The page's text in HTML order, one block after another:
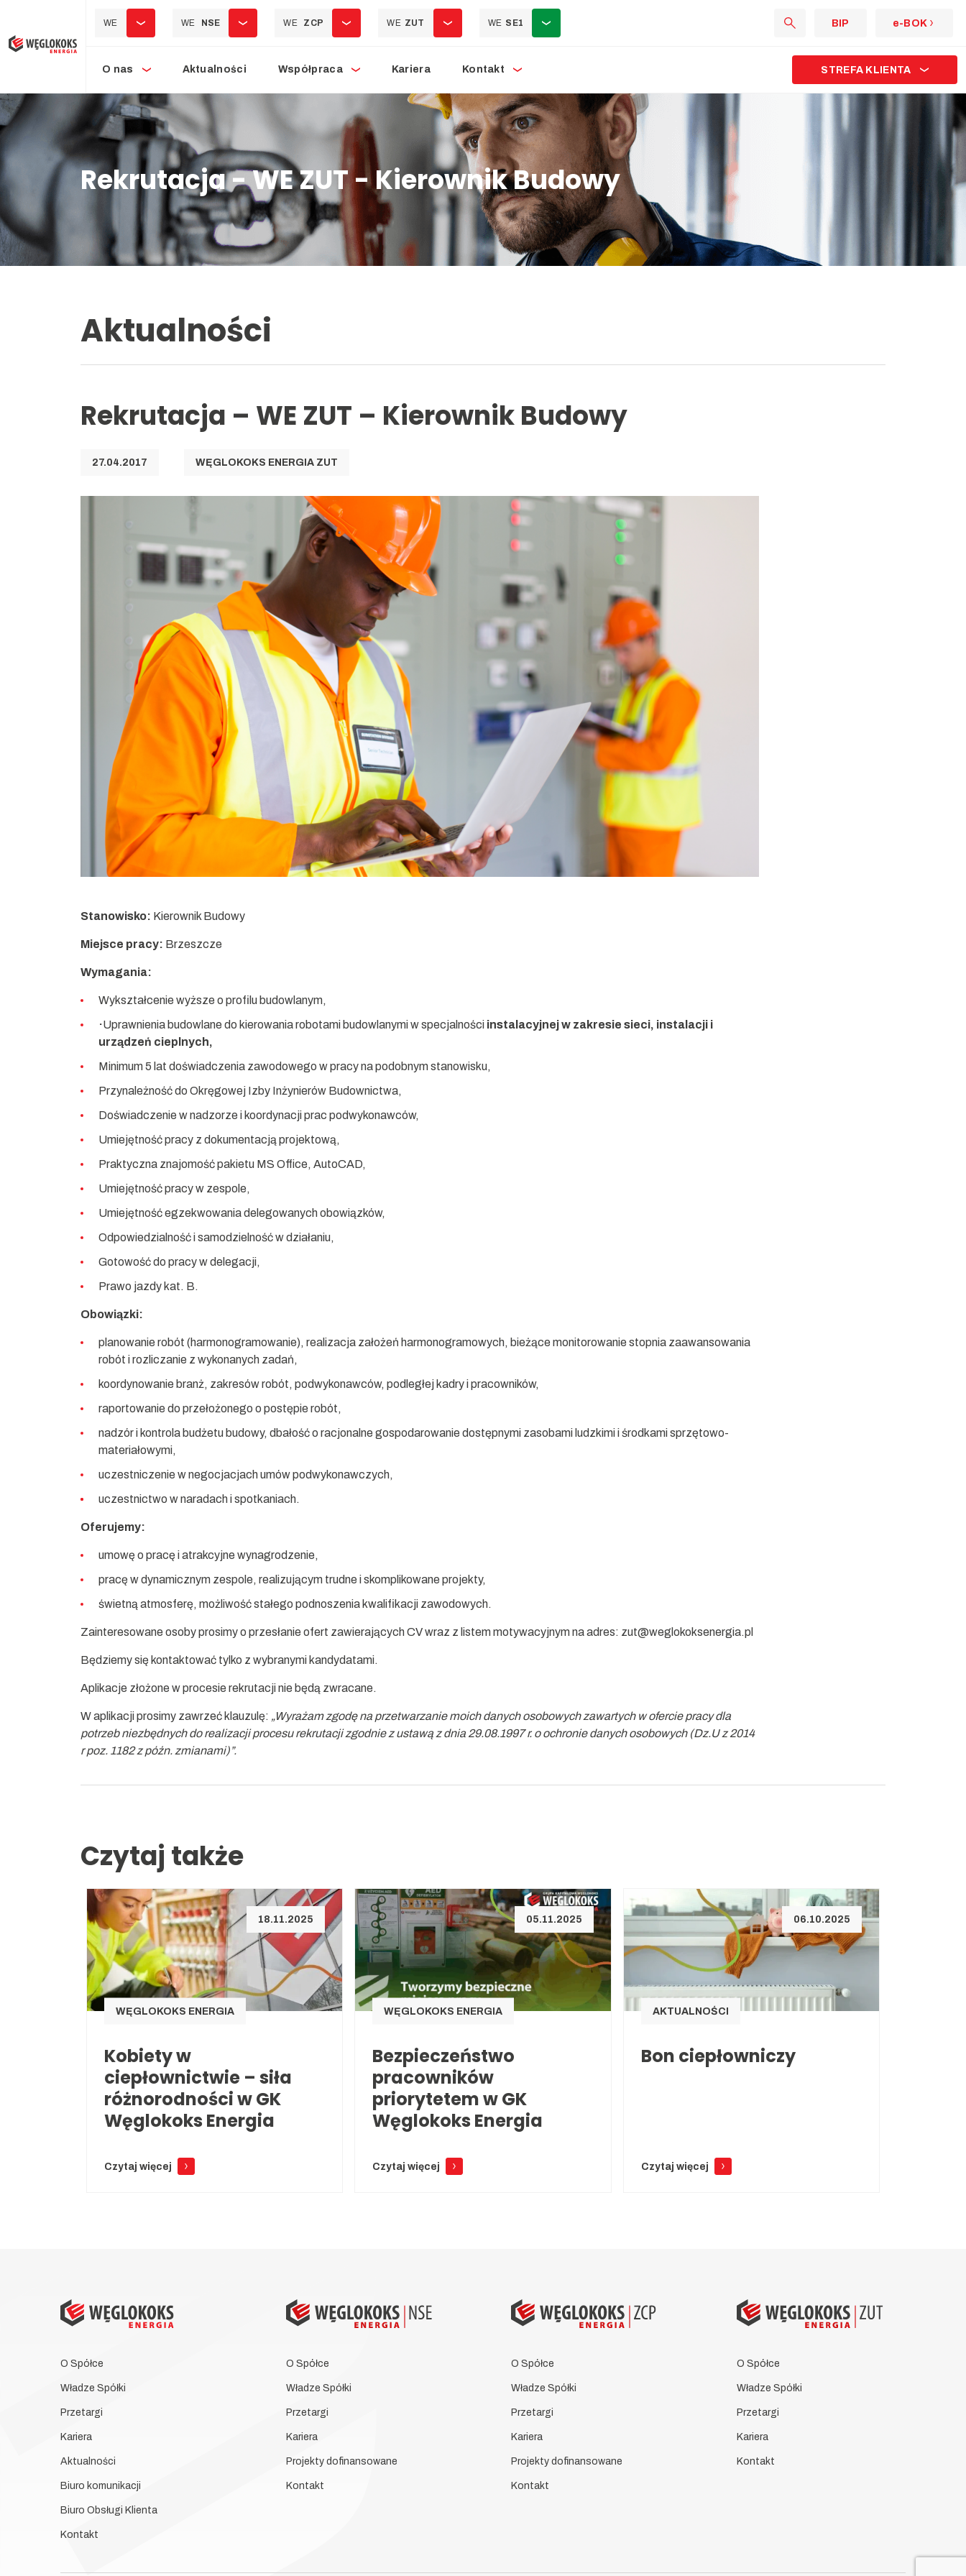
WE WE NSE WE ZCP WE ZUT WE SE1 BIP e-BOK
O nas Aktualności Współpraca Kariera Kontakt STREFA KLIENTA
Rekrutacja - WE ZUT - Kierownik Budowy
Aktualności
Rekrutacja – WE ZUT – Kierownik Budowy
27.04.2017 WĘGLOKOKS ENERGIA ZUT
Stanowisko: Kierownik Budowy
Miejsce pracy: Brzeszcze
Wymagania:
Wykształcenie wyższe o profilu budowlanym,
·Uprawnienia budowlane do kierowania robotami budowlanymi w specjalności instalacyjnej w zakresie sieci, instalacji i
urządzeń cieplnych,
Minimum 5 lat doświadczenia zawodowego w pracy na podobnym stanowisku,
Przynależność do Okręgowej Izby Inżynierów Budownictwa,
Doświadczenie w nadzorze i koordynacji prac podwykonawców,
Umiejętność pracy z dokumentacją projektową,
Praktyczna znajomość pakietu MS Office, AutoCAD,
Umiejętność pracy w zespole,
Umiejętność egzekwowania delegowanych obowiązków,
Odpowiedzialność i samodzielność w działaniu,
Gotowość do pracy w delegacji,
Prawo jazdy kat. B.
Obowiązki:
planowanie robót (harmonogramowanie), realizacja założeń harmonogramowych, bieżące monitorowanie stopnia zaawansowania
robót i rozliczanie z wykonanych zadań,
koordynowanie branż, zakresów robót, podwykonawców, podległej kadry i pracowników,
raportowanie do przełożonego o postępie robót,
nadzór i kontrola budżetu budowy, dbałość o racjonalne gospodarowanie dostępnymi zasobami ludzkimi i środkami sprzętowo-
materiałowymi,
uczestniczenie w negocjacjach umów podwykonawczych,
uczestnictwo w naradach i spotkaniach.
Oferujemy:
umowę o pracę i atrakcyjne wynagrodzenie,
pracę w dynamicznym zespole, realizującym trudne i skomplikowane projekty,
świetną atmosferę, możliwość stałego podnoszenia kwalifikacji zawodowych.
Zainteresowane osoby prosimy o przesłanie ofert zawierających CV wraz z listem motywacyjnym na adres: zut@weglokoksenergia.pl
Będziemy się kontaktować tylko z wybranymi kandydatami.
Aplikacje złożone w procesie rekrutacji nie będą zwracane.
W aplikacji prosimy zawrzeć klauzulę: „Wyrażam zgodę na przetwarzanie moich danych osobowych zawartych w ofercie pracy dla
potrzeb niezbędnych do realizacji procesu rekrutacji zgodnie z ustawą z dnia 29.08.1997 r. o ochronie danych osobowych (Dz.U z 2014
r poz. 1182 z późn. zmianami)”.
Czytaj także
18.11.2025
WĘGLOKOKS ENERGIA
Kobiety w
ciepłownictwie – siła
różnorodności w GK
Węglokoks Energia
Czytaj więcej
05.11.2025
WĘGLOKOKS ENERGIA
Bezpieczeństwo
pracowników
priorytetem w GK
Węglokoks Energia
Czytaj więcej
06.10.2025
AKTUALNOŚCI
Bon ciepłowniczy
Czytaj więcej
O Spółce
Władze Spółki
Przetargi
Kariera
Aktualności
Biuro komunikacji
Biuro Obsługi Klienta
Kontakt
O Spółce
Władze Spółki
Przetargi
Kariera
Projekty dofinansowane
Kontakt
O Spółce
Władze Spółki
Przetargi
Kariera
Projekty dofinansowane
Kontakt
O Spółce
Władze Spółki
Przetargi
Kariera
Kontakt